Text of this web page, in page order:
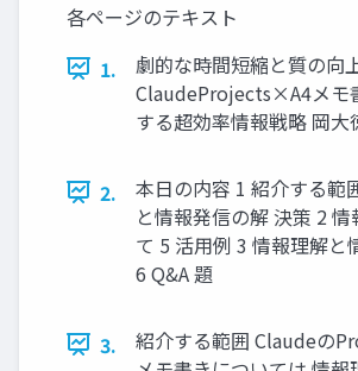
各ページのテキスト
1.
劇的な時間短縮と質の向
ClaudeProjects×A4メモ
する超効率情報戦略 岡大
2.
本日の内容 1 紹介する範
と情報発信の解 決策 2
て 5 活用例 3 情報理解と
6 Q&A 題
3.
紹介する範囲 Claudeの